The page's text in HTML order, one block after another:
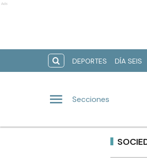
Ads
DEPORTES DÍA SEIS
Secciones